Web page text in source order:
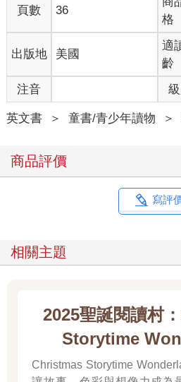
頁數 36
格
出版地 美國
適
齡
注音
英文書 ＞ 童書/青少年讀物 ＞
商品評價
寫評
相關主題
2025聖誕閱讀村
Storytime
Christmas Storytime